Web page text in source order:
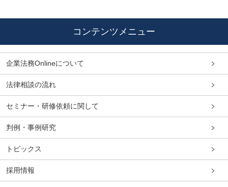
コンテンツメニュー
企業法務Onlineについて
法律相談の流れ
セミナー・研修依頼に関して
判例・事例研究
トピックス
採用情報